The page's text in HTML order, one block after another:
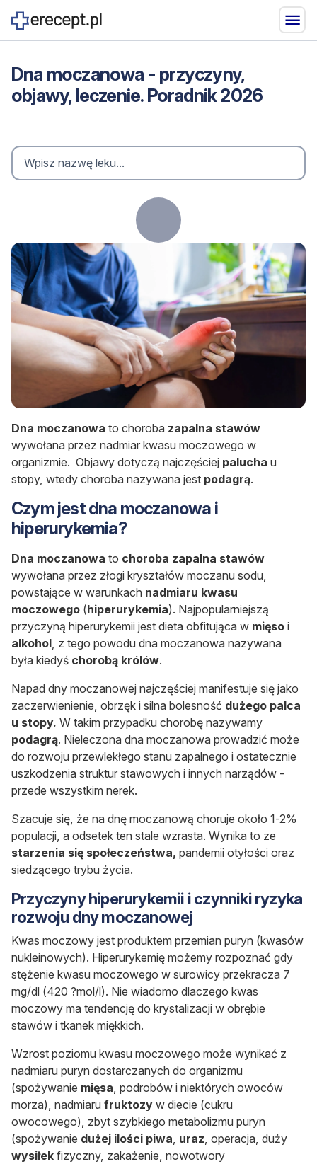
Dna moczanowa - przyczyny,
objawy, leczenie. Poradnik 2026
Loading...
Dna moczanowa to choroba zapalna stawów
wywołana przez nadmiar kwasu moczowego w
organizmie. Objawy dotyczą najczęściej palucha u
stopy, wtedy choroba nazywana jest podagrą.
Czym jest dna moczanowa i
hiperurykemia?
Dna moczanowa to choroba zapalna stawów
wywołana przez złogi kryształów moczanu sodu,
powstające w warunkach nadmiaru kwasu
moczowego (hiperurykemia). Najpopularniejszą
przyczyną hiperurykemii jest dieta obfitująca w mięso i
alkohol , z tego powodu dna moczanowa nazywana
była kiedyś chorobą królów.
Napad dny moczanowej najczęściej manifestuje się jako
zaczerwienienie, obrzęk i silna bolesność dużego palca
u stopy. W takim przypadku chorobę nazywamy
podagrą. Nieleczona dna moczanowa prowadzić może
do rozwoju przewlekłego stanu zapalnego i ostatecznie
uszkodzenia struktur stawowych i innych narządów -
przede wszystkim nerek.
Szacuje się, że na dnę moczanową choruje około 1-2%
populacji, a odsetek ten stale wzrasta. Wynika to ze
starzenia się społeczeństwa, pandemii otyłości oraz
siedzącego trybu życia.
Przyczyny hiperurykemii i czynniki ryzyka
rozwoju dny moczanowej
Kwas moczowy jest produktem przemian puryn (kwasów
nukleinowych). Hiperurykemię możemy rozpoznać gdy
stężenie kwasu moczowego w surowicy przekracza 7
mg/dl (420 ?mol/l). Nie wiadomo dlaczego kwas
moczowy ma tendencję do krystalizacji w obrębie
stawów i tkanek miękkich.
Wzrost poziomu kwasu moczowego może wynikać z
nadmiaru puryn dostarczanych do organizmu
(spożywanie mięsa , podrobów i niektórych owoców
morza), nadmiaru fruktozy w diecie (cukru
owocowego), zbyt szybkiego metabolizmu puryn
(spożywanie dużej ilości piwa uraz , operacja, duży
wysiłek fizyczny, zakażenie, nowotwory